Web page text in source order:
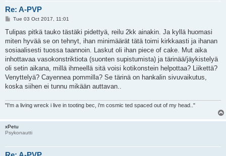
Re: A-PVP
P
s
Tue 03 Oct 2017, 11:01
Tulipas pitkä tauko tästäki pidettyä, reilu 2kk ainakin. Ja kyllä huomasi
miten hyvää se on tehnyt, ihan minimäärät tätä toimi kirkkaasti ja ihanan
sosiaalisesti tuossa taannoin. Laskut oli ihan piece of cake. Mut aika
inhottavaa vasokonstriktiota (suonten supistumista) ja tärinää/jäykistelyä
oli setin aikana, millä ihmeellä sitä voisi kotikonstein helpottaa? Liikettä?
Venyttelyä? Cayennea pommilla? Se tärinä on hankalin sivuvaikutus,
koska siihen ei tunnu mikään auttavan..
"I'm a living wreck i live in tooting bec, i'm cosmic ted spaced out of my head.."
xPetu
Psykonautti